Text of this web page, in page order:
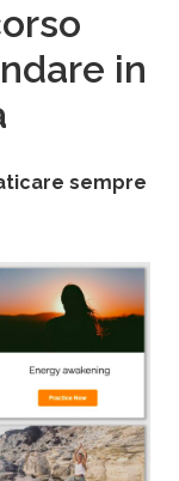
in
sempre